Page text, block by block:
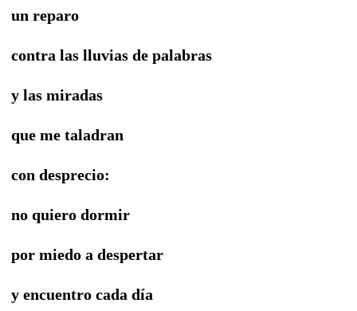
un reparo
contra las lluvias de palabras
y las miradas
que me taladran
con desprecio:
no quiero dormir
por miedo a despertar
y encuentro cada día